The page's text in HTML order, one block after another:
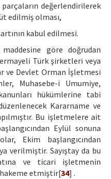
parçaların değerlendirilerek
edilmiş olması,
kabul edilmesi.
göre doğrudan
Türk şirketleri veya
ve Devlet Orman İşletmesi
Muhasebe-i Umumiye,
hükümlerine tabi
Kararname ve
Bu işletmelere ait
Eylül sonuna
Ekim başlangıcından
verilmiştir. Sayıştay da bu
ve ticari işletmenin
etmiştir[34] .